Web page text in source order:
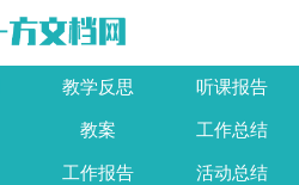
教学反思 听课报告
教案 工作总结
工作报告 活动总结